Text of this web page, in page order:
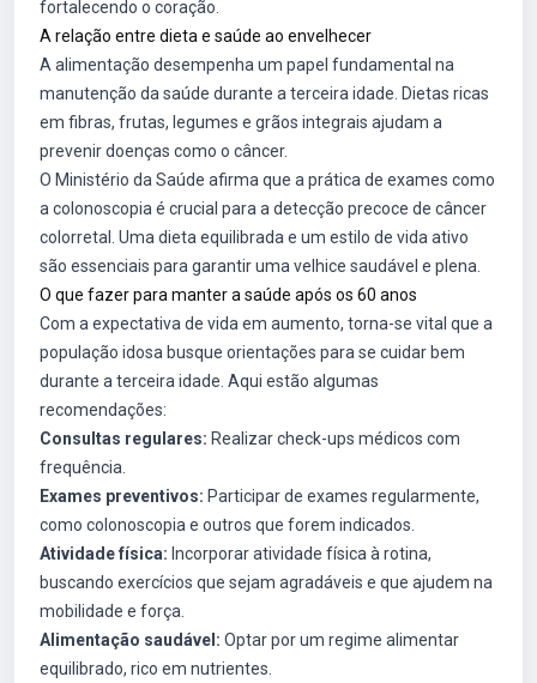
fortalecendo o coração.
A relação entre dieta e saúde ao envelhecer
A alimentação desempenha um papel fundamental na
manutenção da saúde durante a terceira idade. Dietas ricas
em fibras, frutas, legumes e grãos integrais ajudam a
prevenir doenças como o câncer.
O Ministério da Saúde afirma que a prática de exames como
a colonoscopia é crucial para a detecção precoce de câncer
colorretal. Uma dieta equilibrada e um estilo de vida ativo
são essenciais para garantir uma velhice saudável e plena.
O que fazer para manter a saúde após os 60 anos
Com a expectativa de vida em aumento, torna-se vital que a
população idosa busque orientações para se cuidar bem
durante a terceira idade. Aqui estão algumas
recomendações:
Consultas regulares: Realizar check-ups médicos com
frequência.
Exames preventivos: Participar de exames regularmente,
como colonoscopia e outros que forem indicados.
Atividade física: Incorporar atividade física à rotina,
buscando exercícios que sejam agradáveis e que ajudem na
mobilidade e força.
Alimentação saudável: Optar por um regime alimentar
equilibrado, rico em nutrientes.